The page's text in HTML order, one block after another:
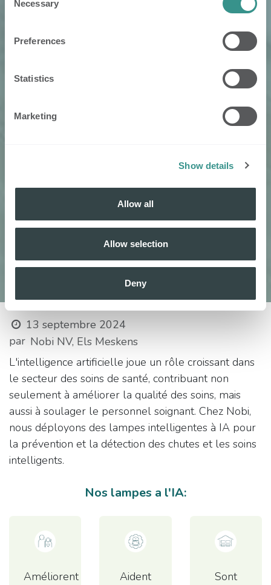
Selection
Necessary
Preferences
Statistics
Marketing
Show details
Allow all
Allow selection
Deny
13 septembre 2024
par Nobi NV, Els Meskens
L'intelligence artificielle joue un rôle croissant dans
le secteur des soins de santé, contribuant non
seulement à améliorer la qualité des soins, mais
aussi à soulager le personnel soignant. Chez Nobi,
nous déployons des lampes intelligentes à IA pour
la prévention et la détection des chutes et les soins
intelligents.
Nos lampes a l'IA:
Améliorent
Aident
Sont